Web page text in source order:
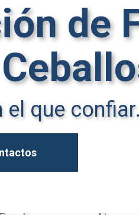
de
el que confiar.